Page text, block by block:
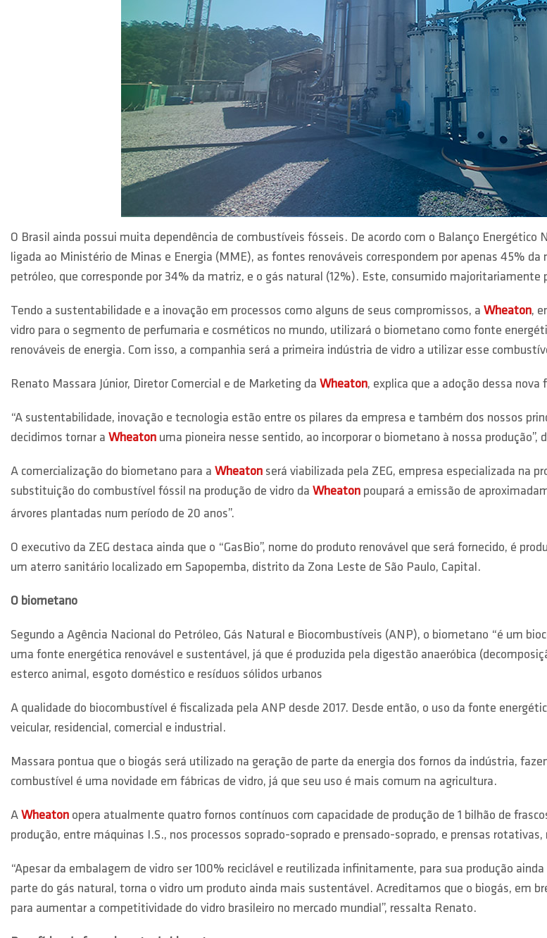
O Brasil ainda possui muita dependência de combustíveis fósseis. De acordo com o Balanço
ligada ao Ministério de Minas e Energia (MME), as fontes renováveis correspondem por apenas 45%
petróleo, que corresponde por 34% da matriz, e o gás natural (12%). Este, consumido
Tendo a sustentabilidade e a inovação em processos como alguns de seus compromissos, a Wheaton,
vidro para o segmento de perfumaria e cosméticos no mundo, utilizará o biometano como fonte
renováveis de energia. Com isso, a companhia será a primeira indústria de vidro a utilizar esse
Renato Massara Júnior, Diretor Comercial e de Marketing da Wheaton, explica que a adoção dessa
“A sustentabilidade, inovação e tecnologia estão entre os pilares da empresa e também dos nossos
decidimos tornar a Wheaton uma pioneira nesse sentido, ao incorporar o biometano à nossa produção”,
A comercialização do biometano para a Wheaton será viabilizada pela ZEG, empresa especializada na
substituição do combustível fóssil na produção de vidro da Wheaton poupará a emissão de
árvores plantadas num período de 20 anos”.
O executivo da ZEG destaca ainda que o “GasBio”, nome do produto renovável que será fornecido, é
um aterro sanitário localizado em Sapopemba, distrito da Zona Leste de São Paulo, Capital.
O biometano
Segundo a Agência Nacional do Petróleo, Gás Natural e Biocombustíveis (ANP), o biometano “é um
uma fonte energética renovável e sustentável, já que é produzida pela digestão anaeróbica
esterco animal, esgoto doméstico e resíduos sólidos urbanos
A qualidade do biocombustível é fiscalizada pela ANP desde 2017. Desde então, o uso da fonte
veicular, residencial, comercial e industrial.
Massara pontua que o biogás será utilizado na geração de parte da energia dos fornos da indústria,
combustível é uma novidade em fábricas de vidro, já que seu uso é mais comum na agricultura.
A Wheaton opera atualmente quatro fornos contínuos com capacidade de produção de 1 bilhão de
produção, entre máquinas I.S., nos processos soprado-soprado e prensado-soprado, e prensas rotativas,
“Apesar da embalagem de vidro ser 100% reciclável e reutilizada infinitamente, para sua produção
parte do gás natural, torna o vidro um produto ainda mais sustentável. Acreditamos que o biogás, em
para aumentar a competitividade do vidro brasileiro no mercado mundial”, ressalta Renato.